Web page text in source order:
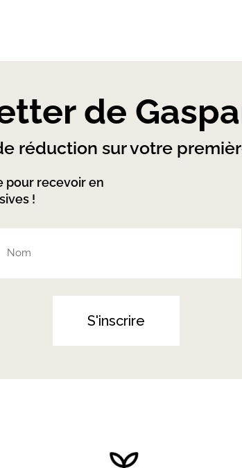
de
réduction sur votre
pour recevoir en
!
S'inscrire